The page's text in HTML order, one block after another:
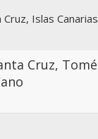
Cruz, Islas Canarias
Cruz, Tomé